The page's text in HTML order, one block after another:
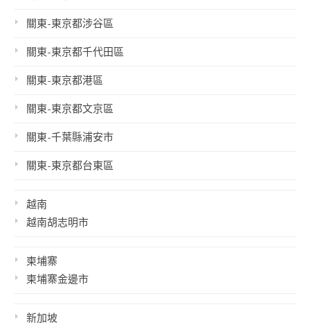
關東-東京都涉谷區
關東-東京都千代田區
關東-東京都港區
關東-東京都文京區
關東-千葉縣浦安市
關東-東京都台東區
越南
越南胡志明市
柬埔寨
柬埔寨金邊市
新加坡